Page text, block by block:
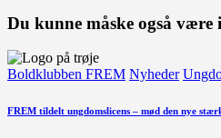
Du kunne måske også være
Boldklubben FREM Nyheder
FREM tildelt ungdomslicens – mød den nye